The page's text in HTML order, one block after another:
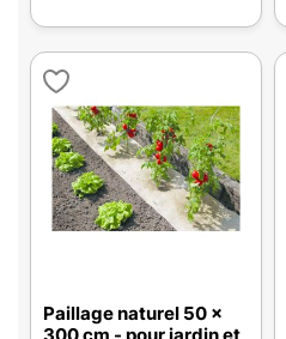
Paillage naturel 50 x